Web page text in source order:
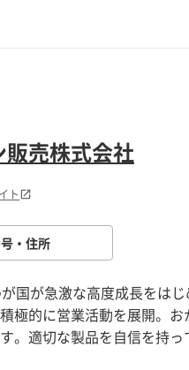
売株式会社
ト
・住所
国が急激な高度成長をは
極的に営業活動を展開。
。適切な製品を自信を持